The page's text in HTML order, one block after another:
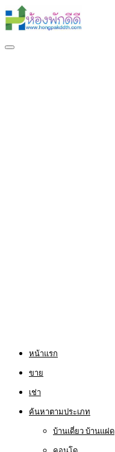
หน้าแรก
ขาย
เช่า
ค้นหาตามประเภท
บ้านเดี่ยว บ้านแฝด